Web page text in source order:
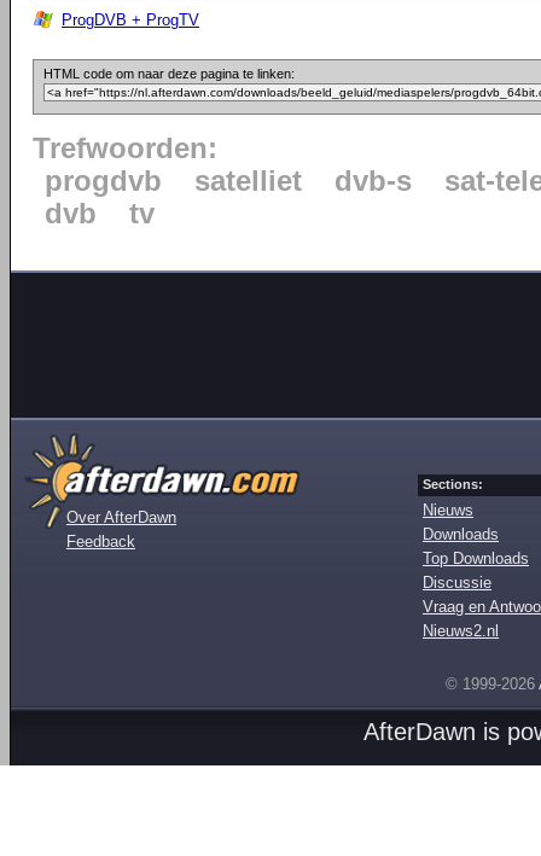
ProgDVB + ProgTV
HTML code om naar deze pagina te linken:
Trefwoorden:
progdvb
satelliet dvb-s
sat-
dvb
tv
Over AfterDawn
Feedback
Sections:
Nieuws
Downloads
Top Downloads
Discussie
Vraag en
Nieuws2.nl
© 1999-2026
AfterDawn is